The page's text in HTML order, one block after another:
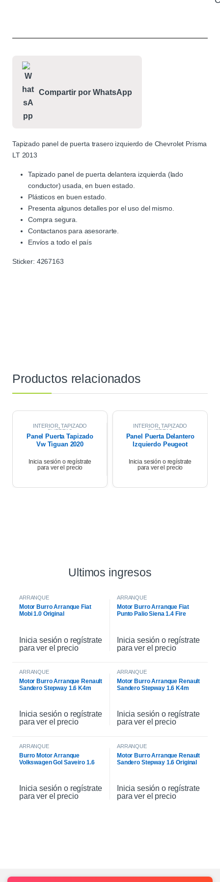
Compartir por WhatsApp
Tapizado panel de puerta trasero izquierdo de Chevrolet Prisma
LT 2013
Tapizado panel de puerta delantera izquierda (lado
conductor) usada, en buen estado.
Plásticos en buen estado.
Presenta algunos detalles por el uso del mismo.
Compra segura.
Contactanos para asesorarte.
Envíos a todo el país
Sticker: 4267163
Productos relacionados
INTERIOR ,TAPIZADO
PUERTAS
Panel Puerta Tapizado
Vw Tiguan 2020
Inicia sesión o regístrate
para ver el precio
INTERIOR ,TAPIZADO
PUERTAS
Panel Puerta Delantero
Izquierdo Peugeot
Inicia sesión o regístrate
para ver el precio
Ultimos ingresos
ARRANQUE
Motor Burro Arranque Fiat
Mobi 1.0 Original
Inicia sesión o regístrate
para ver el precio
ARRANQUE
Motor Burro Arranque Fiat
Punto Palio Siena 1.4 Fire
Inicia sesión o regístrate
para ver el precio
ARRANQUE
Motor Burro Arranque Renault
Sandero Stepway 1.6 K4m
Inicia sesión o regístrate
para ver el precio
ARRANQUE
Motor Burro Arranque Renault
Sandero Stepway 1.6 K4m
Inicia sesión o regístrate
para ver el precio
ARRANQUE
Burro Motor Arranque
Volkswagen Gol Saveiro 1.6
Inicia sesión o regístrate
para ver el precio
ARRANQUE
Motor Burro Arranque Renault
Sandero Stepway 1.6 Original
Inicia sesión o regístrate
para ver el precio